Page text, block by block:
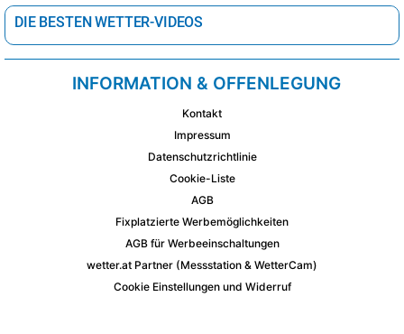
Ägeis
Adria°
Mittelmeer°
Obere Adria°
Thyrrhenisches
Meer°
DIE BESTEN WETTER-VIDEOS
INFORMATION & OFFENLEGUNG
Kontakt
Impressum
Datenschutzrichtlinie
Cookie-Liste
AGB
Fixplatzierte Werbemöglichkeiten
AGB für Werbeeinschaltungen
wetter.at Partner (Messstation & WetterCam)
Cookie Einstellungen und Widerruf